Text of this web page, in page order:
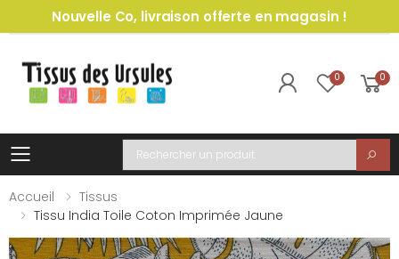
Nouvelle Co, livraison offerte en magasin !
0 0
Toggle mobile menu
Recherche
Accueil
Tissus
Tissu India Toile Coton Imprimée Jaune